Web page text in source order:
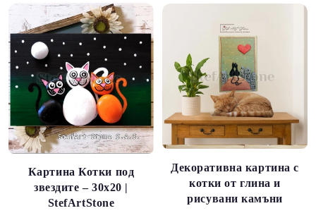
Картина Котки под
звездите – 30х20 |
StefArtStone
Декоративна картина с
котки от глина и
рисувани камъни